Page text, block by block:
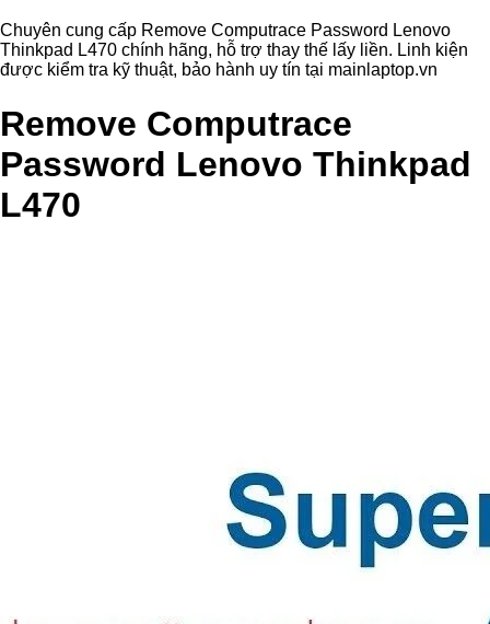
Chuyên cung cấp Remove Computrace Password Lenovo
Thinkpad L470 chính hãng, hỗ trợ thay thế lấy liền. Linh kiện
được kiểm tra kỹ thuật, bảo hành uy tín tại mainlaptop.vn
Remove Computrace
Password Lenovo Thinkpad
L470